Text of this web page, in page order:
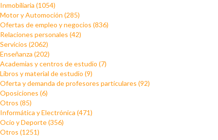
Inmobiliaria (1054)
Motor y Automoción (285)
Ofertas de empleo y negocios (836)
Relaciones personales (42)
Servicios (2062)
Enseñanza (202)
Academias y centros de estudio (7)
Libros y material de estudio (9)
Oferta y demanda de profesores particulares (92)
Oposiciones (6)
Otros (85)
Informática y Electrónica (471)
Ocio y Deporte (356)
Otros (1251)